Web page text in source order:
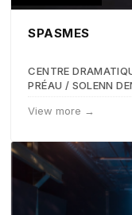
SPASMES
CENTRE
PRÉAU / SOLENN
View more →